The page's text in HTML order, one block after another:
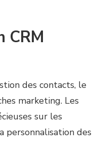
CRM
des contacts, le
marketing. Les
sur les
personnalisation des